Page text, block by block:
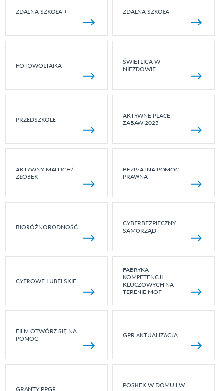
ZDALNA SZKOŁA + ZDALNA SZKOŁA
FOTOWOLTAIKA
ŚWIETLICA W
NIEZDOWIE
PRZEDSZKOLE
AKTYWNE PLACE
ZABAW 2025
AKTYWNY MALUCH/
ŻŁOBEK
BEZPŁATNA POMOC
PRAWNA
BIORÓŻNORODNOŚĆ
CYBERBEZPIECZNY
SAMORZĄD
CYFROWE LUBELSKIE
FABRYKA
KOMPETENCJI
KLUCZOWYCH NA
TERENIE MOF
FILM OTWÓRZ SIĘ NA
POMOC
GPR AKTUALIZACJA
GRANTY PPGR
POSIŁEK W DOMU I W